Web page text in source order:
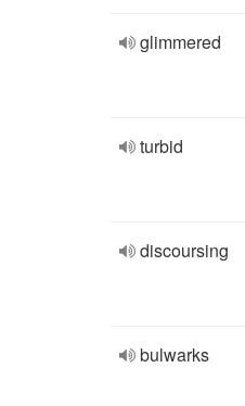
glimmered
turbid
discoursing
bulwarks